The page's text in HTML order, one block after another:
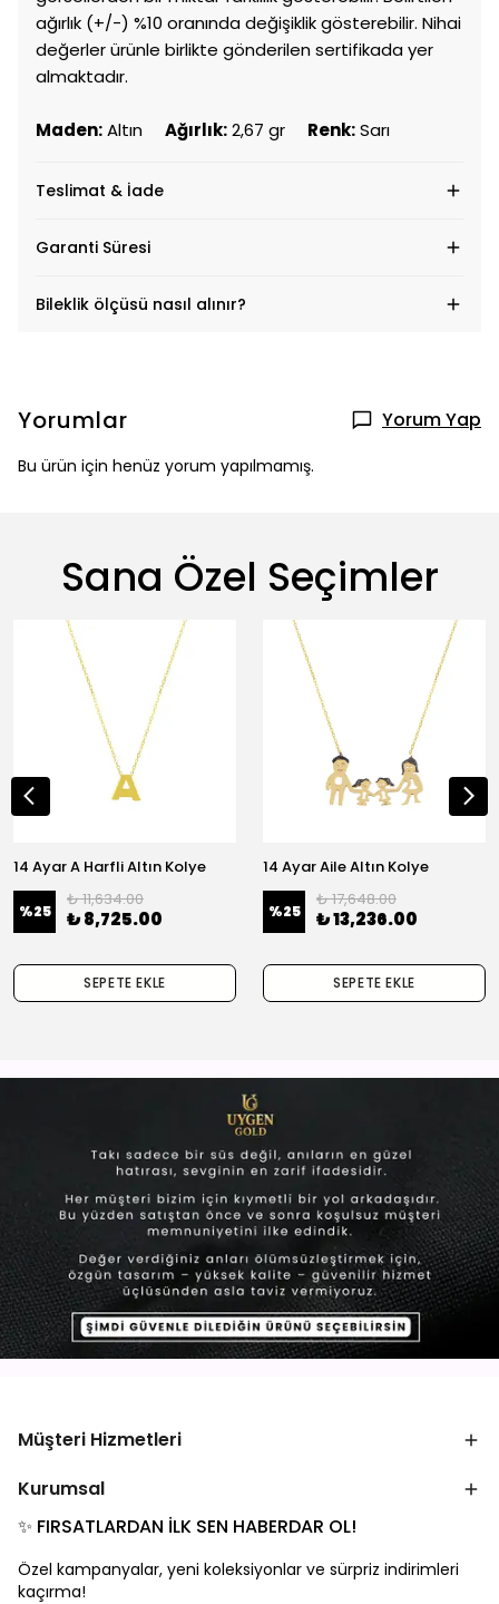
ağırlık (+/-) %10 oranında değişiklik gösterebilir. Nihai
değerler ürünle birlikte gönderilen sertifikada yer
almaktadır.
Maden:Altın Ağırlık:2,67 gr Renk:Sarı
Teslimat & İade
Garanti Süresi
Bileklik ölçüsü nasıl alınır?
Yorumlar Yorum Yap
Bu ürün için henüz yorum yapılmamış.
Sana Özel Seçimler
14 Ayar A Harfli Altın Kolye
%25
₺ 11,634.00
₺ 8,725.00
SEPETE EKLE
14 Ayar Aile Altın Kolye
%25
₺ 17,648.00
₺ 13,236.00
SEPETE EKLE
Müşteri Hizmetleri
Kurumsal
✨ FIRSATLARDAN İLK SEN HABERDAR OL!
Özel kampanyalar, yeni koleksiyonlar ve sürpriz indirimleri
kaçırma!